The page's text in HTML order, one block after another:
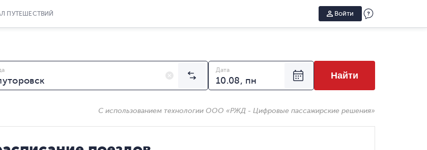
ПУТЕШЕСТВИЙ Войти
Дата
Найти
С использованием технологии ООО «РЖД - Цифровые пассажирские решения»